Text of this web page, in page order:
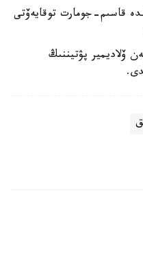
قاسىم-جومارت توقايەۆتى
ۆلاديمير پۋتيننىڭ